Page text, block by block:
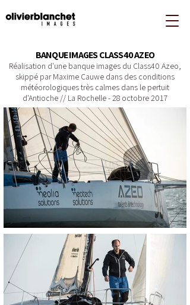
BANQUE IMAGES CLASS40 AZEO
Réalisation d'une banque images du Class40 Azeo,
skippé par Maxime Cauwe dans des conditions
météorologiques très calmes dans le pertuit
d'Antioche // La Rochelle - 28 octobre 2017